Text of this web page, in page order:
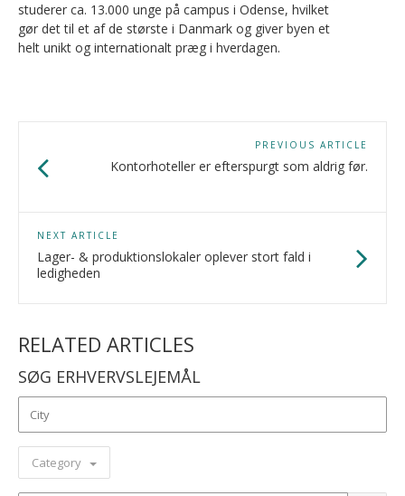
studerer ca. 13.000 unge på campus i Odense, hvilket
gør det til et af de største i Danmark og giver byen et
helt unikt og internationalt præg i hverdagen.
PREVIOUS ARTICLE
Kontorhoteller er efterspurgt som aldrig før.
NEXT ARTICLE
Lager- & produktionslokaler oplever stort fald i
ledigheden
RELATED ARTICLES
SØG ERHVERVSLEJEMÅL
Category